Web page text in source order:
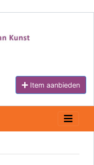
Item aanbieden